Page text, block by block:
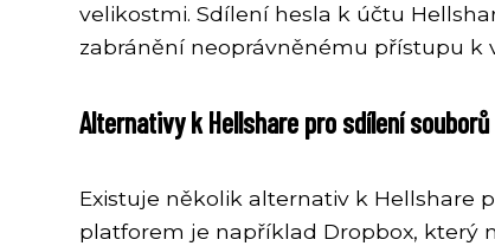
velikostmi. Sdílení hesla k účtu
zabránění neoprávněnému přístupu k
Alternativy k Hellshare pro sdílení
Existuje několik alternativ k Hellshare
platforem je například Dropbox, který